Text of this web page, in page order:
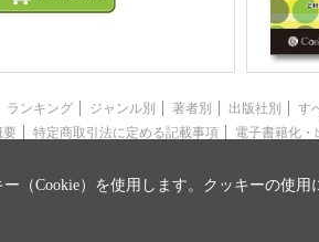
ランキング ジャンル別 著者別 出版社別
す
要 特定商取引法に定める記載事項 電子書籍化・
（Cookie）を使用します。クッキーの使用